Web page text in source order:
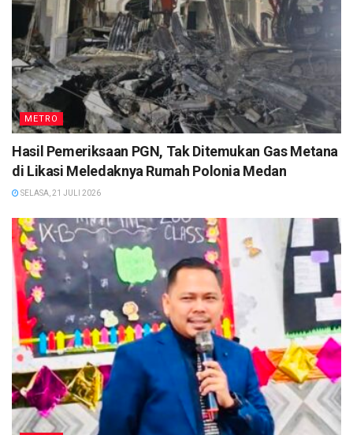
METRO
Hasil Pemeriksaan PGN, Tak Ditemukan Gas Metana
di Likasi Meledaknya Rumah Polonia Medan
SELASA, 21 JULI 2026